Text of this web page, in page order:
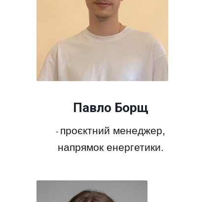
Павло Борщ
- проєктний менеджер,
напрямок енергетики.